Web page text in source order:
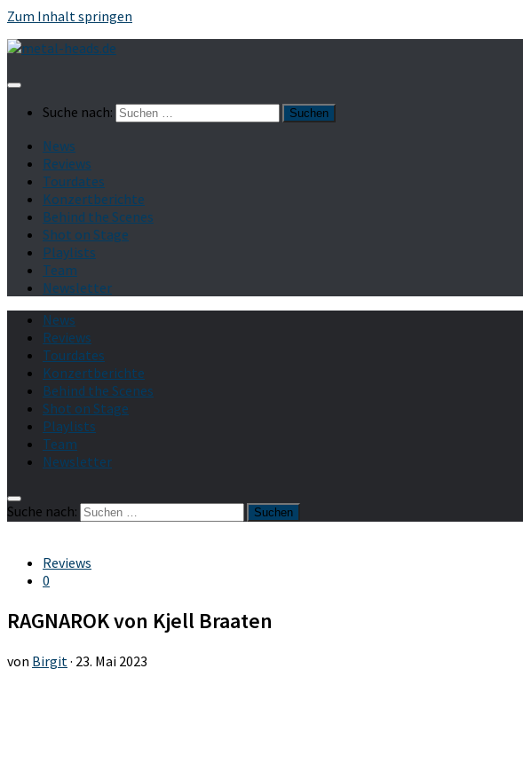
Zum Inhalt springen
Suche nach:
News
Reviews
Tourdates
Konzertberichte
Behind the Scenes
Shot on Stage
Playlists
Team
Newsletter
News
Reviews
Tourdates
Konzertberichte
Behind the Scenes
Shot on Stage
Playlists
Team
Newsletter
Suche nach:
Reviews
0
RAGNAROK von Kjell Braaten
von Birgit · 23. Mai 2023